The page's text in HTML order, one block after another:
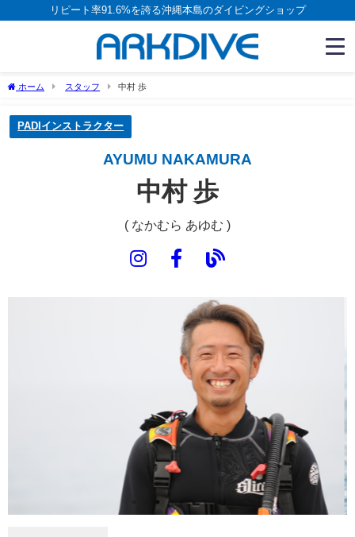
リピート率91.6%を誇る沖縄本島のダイビングショップ
ホーム スタッフ 中村 歩
PADIインストラクター
AYUMU NAKAMURA
中村 歩
( なかむら あゆむ )